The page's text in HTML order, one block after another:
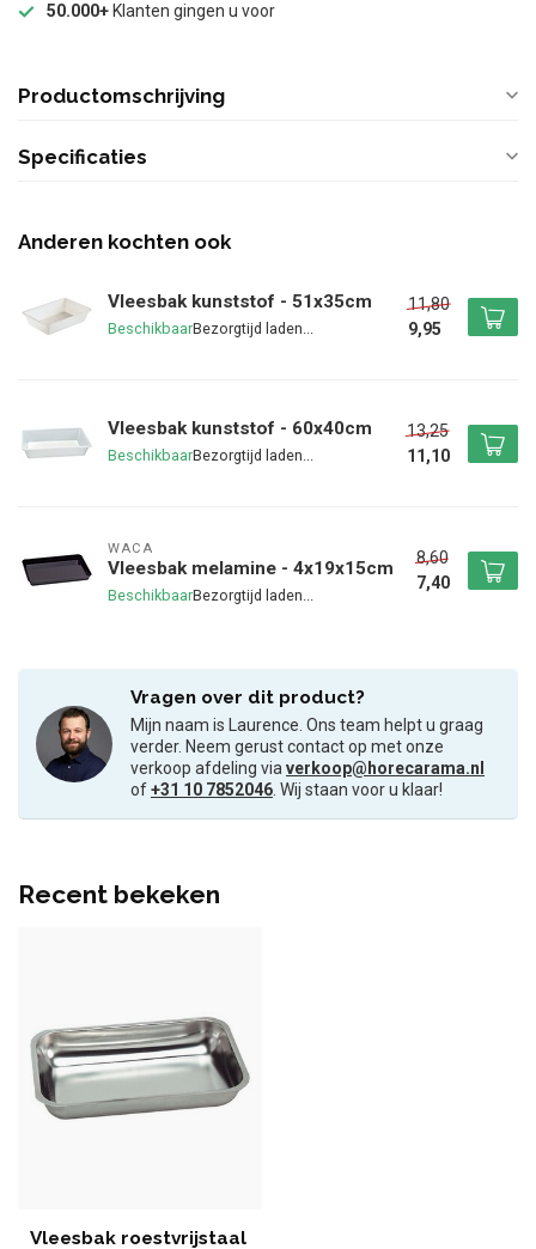
50.000+ Klanten gingen u voor
Productomschrijving
Specificaties
Anderen kochten ook
Vleesbak kunststof - 51x35cm
Beschikbaar
11,80
9,95
Vleesbak kunststof - 60x40cm
Beschikbaar
13,25
11,10
WACA
Vleesbak melamine - 4x19x15cm
Beschikbaar
8,60
7,40
Vragen over dit product?
Mijn naam is Laurence. Ons team helpt u graag
verder. Neem gerust contact op met onze
verkoop afdeling viaverkoop@horecarama.nl
of+31 10 7852046. Wij staan voor u klaar!
Recent bekeken
Vleesbak roestvrijstaal